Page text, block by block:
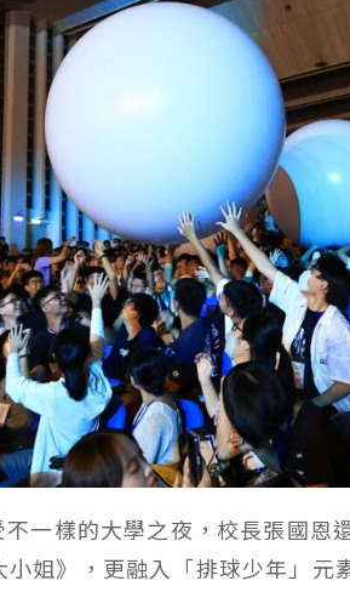
一樣的大學之夜，校長張國恩
姐》，更融入「排球少年」元